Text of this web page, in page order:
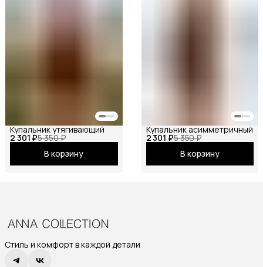
2 301 ₽5 350 ₽
Купальник утягивающий
В корзину
2 301 ₽5 350 ₽
Купальник асимметричный
В корзину
Стиль и комфорт в каждой детали